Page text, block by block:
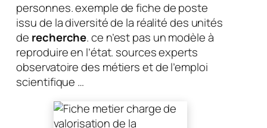
personnes. exemple de fiche de poste
issu de la diversité de la réalité des unités
de recherche. ce n’est pas un modèle à
reproduire en l’état. sources experts
observatoire des métiers et de l’emploi
scientifique …